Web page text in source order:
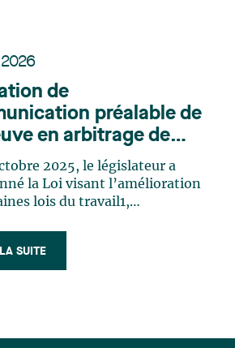
de
préalable de
en arbitrage de
: première sentence
100.3.1 du Code
2025, le législateur a
la Loi visant l’amélioration
lois du travail1,
d’amélioration de l’efficience
de griefs, notamment par
SUITE